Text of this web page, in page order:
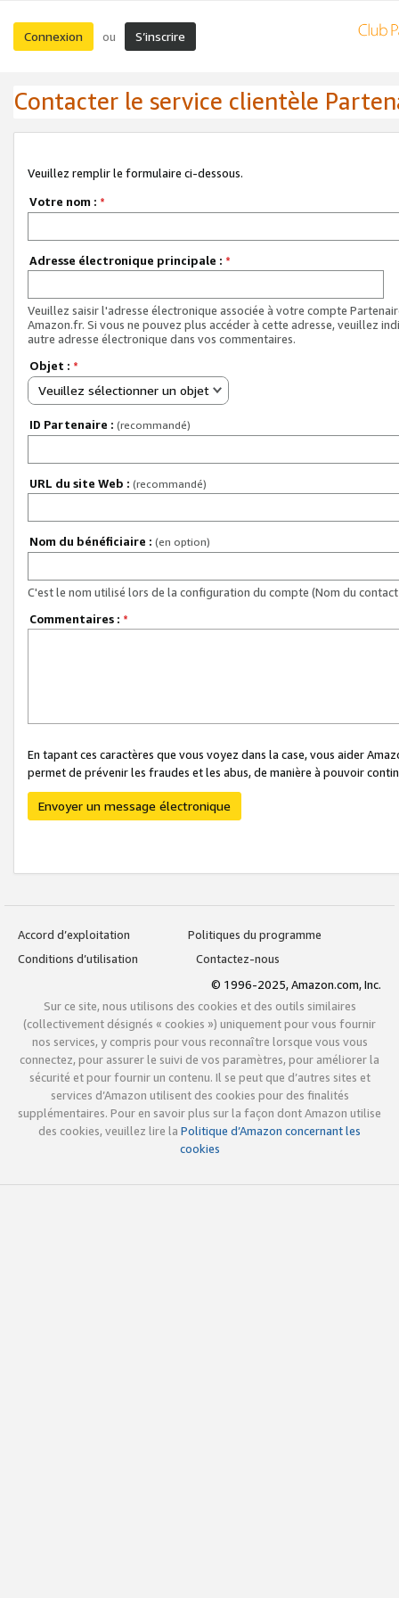
Connexion ou S’inscrire
Contacter le service clientèle
Veuillez remplir le formulaire ci-dessous.
Votre nom : *
Adresse électronique principale : *
Veuillez saisir l'adresse électronique associée à votre compte
Amazon.fr. Si vous ne pouvez plus accéder à cette adresse, veuillez
autre adresse électronique dans vos commentaires.
Objet : *
Veuillez sélectionner un objet
ID Partenaire : (recommandé)
URL du site Web : (recommandé)
Nom du bénéficiaire : (en option)
C'est le nom utilisé lors de la configuration du compte (Nom du
Commentaires : *
En tapant ces caractères que vous voyez dans la case, vous aider
permet de prévenir les fraudes et les abus, de manière à pouvoir
Envoyer un message électronique
Accord d’exploitation
Politiques du programme
Conditions d’utilisation
Contactez-nous
© 1996-2025, Amazon.com, Inc.
Sur ce site, nous utilisons des cookies et des outils similaires
(collectivement désignés « cookies ») uniquement pour vous fournir
nos services, y compris pour vous reconnaître lorsque vous vous
connectez, pour assurer le suivi de vos paramètres, pour améliorer la
sécurité et pour fournir un contenu. Il se peut que d’autres sites et
services d’Amazon utilisent des cookies pour des finalités
supplémentaires. Pour en savoir plus sur la façon dont Amazon utilise
des cookies, veuillez lire la Politique d’Amazon concernant les
cookies